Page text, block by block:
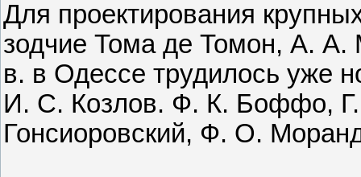
Для проектирования
зодчие Тома де Томон, А. А.
в. в Одессе трудилось уже
И. С. Козлов. Ф. К. Боффо,
Гонсиоровский, Ф. О.